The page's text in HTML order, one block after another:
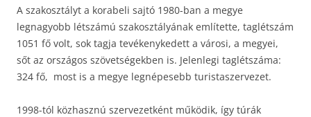
A szakosztályt a korabeli sajtó 1980-ban a megye
legnagyobb létszámú szakosztályának említette, taglétszám
1051 fő volt, sok tagja tevékenykedett a városi, a megyei,
sőt az országos szövetségekben is. Jelenlegi taglétszáma:
324 fő, most is a megye legnépesebb turistaszervezet.
1998-tól közhasznú szervezetként működik, így túrák